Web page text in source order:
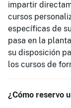
impartir
cursos
específicas de
pasa en la
su disposición
los cursos de
¿Cómo reservo